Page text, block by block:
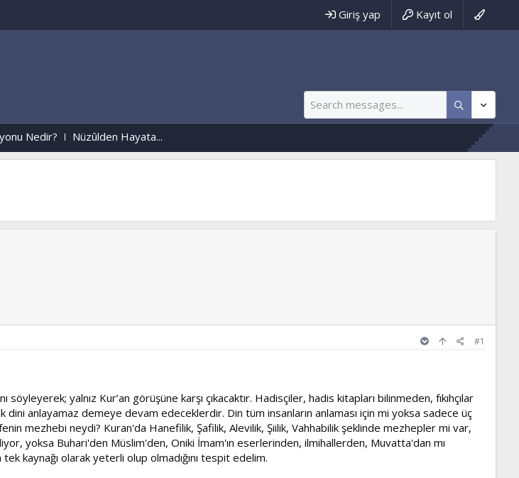
Giriş yap Kayıt ol
Nüzûlden Hayata...
#1
yalnız Kur’an görüşüne karşı çıkacaktır. Hadisçiler, hadis kitapları bilinmeden, fıkıhçılar
anlayamaz demeye devam edeceklerdir. Din tüm insanların anlaması için mi yoksa sadece üç
mezhebi neydi? Kuran'da Hanefilik, Şafilik, Alevilik, Şiilik, Vahhabilik şeklinde mezhepler mi var,
yoksa Buhari'den Müslim'den, Oniki İmam'ın eserlerinden, ilmihallerden, Muvatta'dan mı
kaynağı olarak yeterli olup olmadığını tespit edelim.